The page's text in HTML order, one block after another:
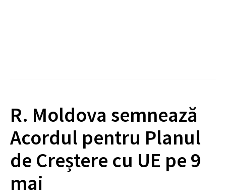
R. Moldova semnează
Acordul pentru Planul
de Creștere cu UE pe 9
mai